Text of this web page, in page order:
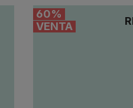
60%
VENTA